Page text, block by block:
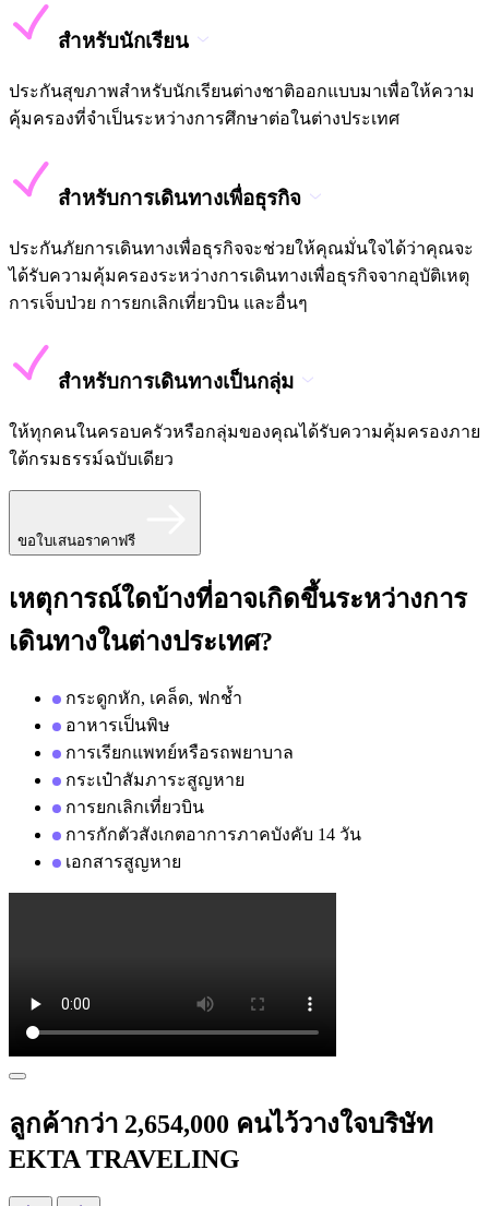
สำหรับนักเรียน
ประกันสุขภาพสำหรับนักเรียนต่างชาติออกแบบมาเพื่อให้ความ
คุ้มครองที่จำเป็นระหว่างการศึกษาต่อในต่างประเทศ
สำหรับการเดินทางเพื่อธุรกิจ
ประกันภัยการเดินทางเพื่อธุรกิจจะช่วยให้คุณมั่นใจได้ว่าคุณจะ
ได้รับความคุ้มครองระหว่างการเดินทางเพื่อธุรกิจจากอุบัติเหตุ
การเจ็บป่วย การยกเลิกเที่ยวบิน และอื่นๆ
สำหรับการเดินทางเป็นกลุ่ม
ให้ทุกคนในครอบครัวหรือกลุ่มของคุณได้รับความคุ้มครองภาย
ใต้กรมธรรม์ฉบับเดียว
ขอใบเสนอราคาฟรี
เหตุการณ์ใดบ้างที่อาจเกิดขึ้นระหว่างการ
เดินทางในต่างประเทศ?
กระดูกหัก, เคล็ด, ฟกช้ำ
อาหารเป็นพิษ
การเรียกแพทย์หรือรถพยาบาล
กระเป๋าสัมภาระสูญหาย
การยกเลิกเที่ยวบิน
การกักตัวสังเกตอาการภาคบังคับ 14 วัน
เอกสารสูญหาย
ลูกค้ากว่า 2,654,000 คนไว้วางใจบริษัท
EKTA TRAVELING